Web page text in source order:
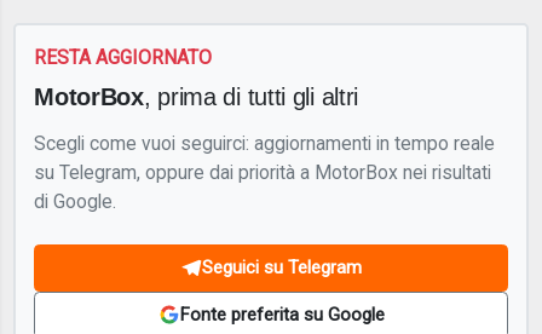
RESTA AGGIORNATO
MotorBox, prima di tutti gli altri
Scegli come vuoi seguirci: aggiornamenti in tempo reale
su Telegram, oppure dai priorità a MotorBox nei risultati
di Google.
Seguici su Telegram
Fonte preferita su Google